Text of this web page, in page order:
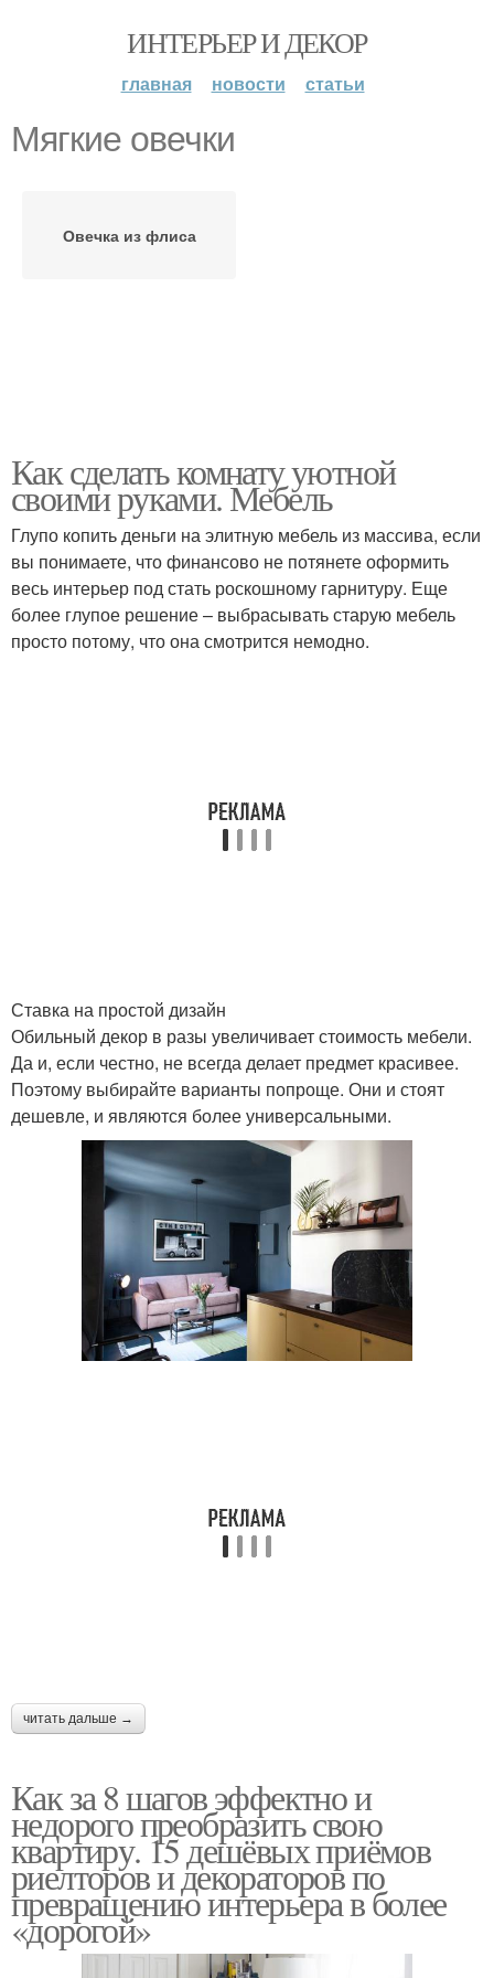
ИНТЕРЬЕР И ДЕКОР
главная новости статьи
Мягкие овечки
Овечка из флиса
Как сделать комнату уютной
своими руками. Мебель
Глупо копить деньги на элитную мебель из массива, если
вы понимаете, что финансово не потянете оформить
весь интерьер под стать роскошному гарнитуру. Еще
более глупое решение – выбрасывать старую мебель
просто потому, что она смотрится немодно.
Ставка на простой дизайн
Обильный декор в разы увеличивает стоимость мебели.
Да и, если честно, не всегда делает предмет красивее.
Поэтому выбирайте варианты попроще. Они и стоят
дешевле, и являются более универсальными.
читать дальше →
Как за 8 шагов эффектно и
недорого преобразить свою
квартиру. 15 дешёвых приёмов
риелторов и декораторов по
превращению интерьера в более
«дорогой»